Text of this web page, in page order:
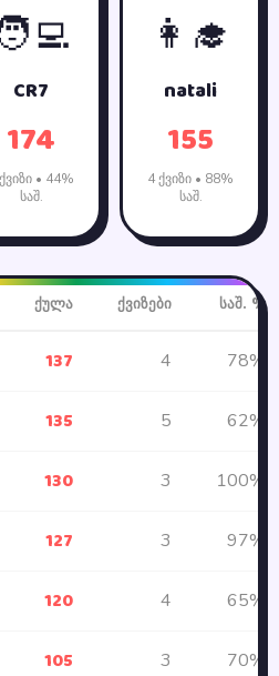
CR7
174
• 44%
საშ.
👩‍🎓
natali
155
4 ქვიზი • 88%
საშ.
ქულა ქვიზები საშ. %
137 4 78%
135 5 62%
130 3 100%
127 3 97%
120 4 65%
105 3 70%